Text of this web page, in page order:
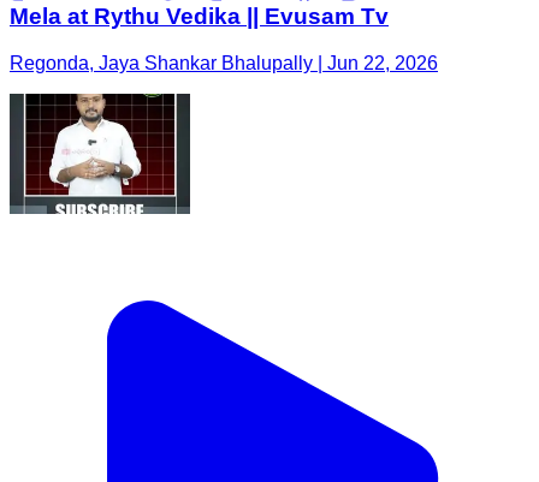
Mela at Rythu Vedika || Evusam Tv
Regonda, Jaya Shankar Bhalupally | Jun 22, 2026